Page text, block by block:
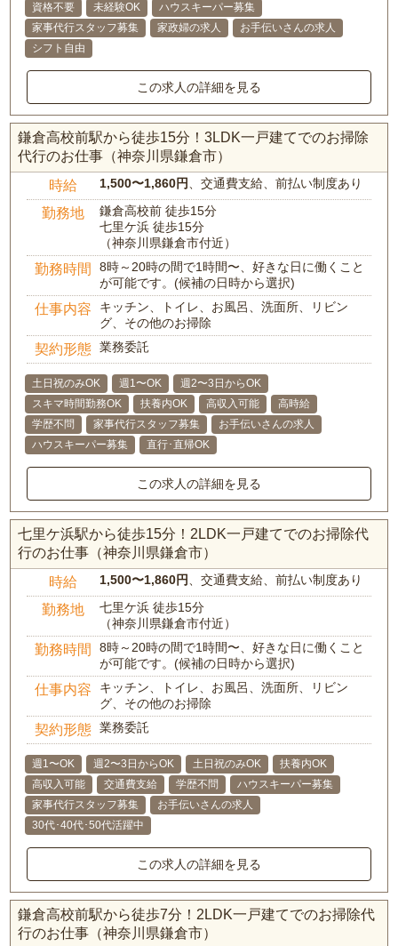
資格不要
未経験OK
ハウスキーパー募集
家事代行スタッフ募集
家政婦の求人
お手伝いさんの求人
シフト自由
この求人の詳細を見る
鎌倉高校前駅から徒歩15分！3LDK一戸建てでのお掃除
代行のお仕事（神奈川県鎌倉市）
時給 1,500〜1,860円、交通費支給、前払い制度あり
勤務地
鎌倉高校前 徒歩15分
七里ケ浜 徒歩15分
（神奈川県鎌倉市付近）
勤務時間
8時～20時の間で1時間〜、好きな日に働くこと
が可能です。(候補の日時から選択)
仕事内容
キッチン、トイレ、お風呂、洗面所、リビン
グ、その他のお掃除
契約形態 業務委託
土日祝のみOK 週1〜OK
週2〜3日からOK
スキマ時間勤務OK
扶養内OK 高収入可能
高時給
学歴不問
家事代行スタッフ募集
お手伝いさんの求人
ハウスキーパー募集
直行･直帰OK
この求人の詳細を見る
七里ケ浜駅から徒歩15分！2LDK一戸建てでのお掃除代
行のお仕事（神奈川県鎌倉市）
時給 1,500〜1,860円、交通費支給、前払い制度あり
勤務地
七里ケ浜 徒歩15分
（神奈川県鎌倉市付近）
勤務時間
8時～20時の間で1時間〜、好きな日に働くこと
が可能です。(候補の日時から選択)
仕事内容
キッチン、トイレ、お風呂、洗面所、リビン
グ、その他のお掃除
契約形態 業務委託
週1〜OK 週2〜3日からOK 土日祝のみOK
扶養内OK
高収入可能
交通費支給 学歴不問
ハウスキーパー募集
家事代行スタッフ募集
お手伝いさんの求人
30代･40代･50代活躍中
この求人の詳細を見る
鎌倉高校前駅から徒歩7分！2LDK一戸建てでのお掃除代
行のお仕事（神奈川県鎌倉市）